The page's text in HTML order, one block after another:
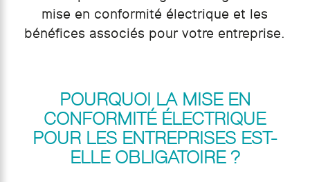
mise en conformité électrique et les
bénéfices associés pour votre entreprise.
POURQUOI LA MISE EN
CONFORMITÉ ÉLECTRIQUE
POUR LES ENTREPRISES EST-
ELLE OBLIGATOIRE ?